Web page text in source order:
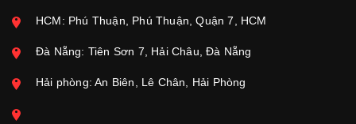
HCM: Phú Thuận, Phú Thuận, Quận 7, HCM
Đà Nẵng: Tiên Sơn 7, Hải Châu, Đà Nẵng
Hải phòng: An Biên, Lê Chân, Hải Phòng